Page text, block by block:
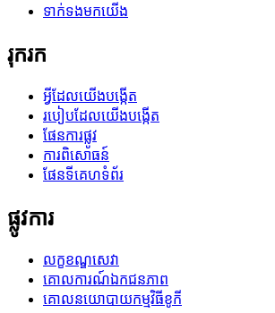
ទាក់ទងមកយើង
រុករក
អ្វីដែលយើងបង្កើត
របៀបដែលយើងបង្កើត
ផែនការផ្លូវ
ការពិសោធន៍
ផែនទីគេហទំព័រ
ផ្លូវការ
លក្ខខណ្ឌសេវា
គោលការណ៍ឯកជនភាព
គោលនយោបាយកម្មវិធីខូកី